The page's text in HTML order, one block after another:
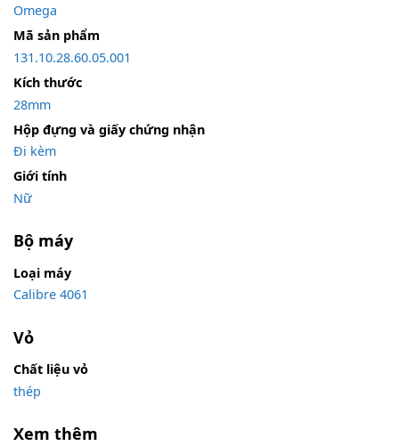
Omega
Mã sản phẩm
131.10.28.60.05.001
Kích thước
28mm
Hộp đựng và giấy chứng nhận
Đi kèm
Giới tính
Nữ
Bộ máy
Loại máy
Calibre 4061
Vỏ
Chất liệu vỏ
thép
Xem thêm